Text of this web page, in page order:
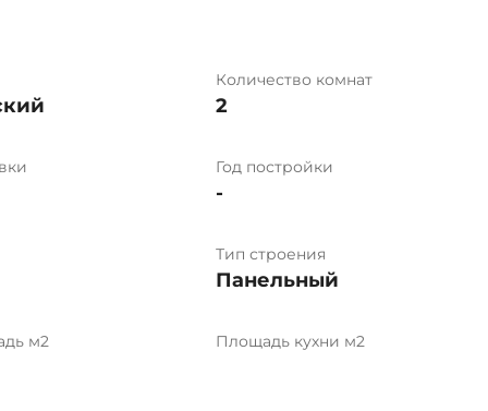
Количество комнат
2
Год постройки
-
Тип строения
Панельный
м2 Площадь кухни м2